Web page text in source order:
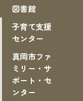
図書館
子育て支援
センター
真岡市ファ
ミリー・サ
ポート・セ
ンター